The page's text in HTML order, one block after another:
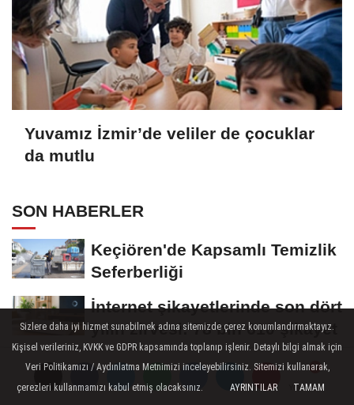
Yorumlar
Yorumlar
Yuvamız İzmir’de veliler de çocuklar
da mutlu
SON HABERLER
Keçiören'de Kapsamlı Temizlik
Seferberliği
İnternet şikayetlerinde son dört
yılın zirvesi: 78 bin 610 şikayet
Gemlik Bir Kez Daha Yüzlerce
Sporcuyu Ağırladı
Sizlere daha iyi hizmet sunabilmek adına sitemizde çerez konumlandırmaktayız.
Kişisel verileriniz, KVKK ve GDPR kapsamında toplanıp işlenir. Detaylı bilgi almak için
Veri Politikamızı / Aydınlatma Metnimizi inceleyebilirsiniz. Sitemizi kullanarak,
çerezleri kullanmamızı kabul etmiş olacaksınız.
AYRINTILAR TAMAM